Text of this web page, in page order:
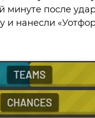
минуте после
и нанесли